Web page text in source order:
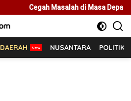
di Masa Depan, Menteri Nusron Ajak
DAERAH NUSANTARA POLITIK